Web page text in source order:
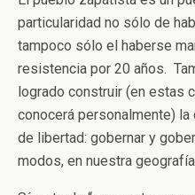
particularidad no sólo de
tampoco sólo el haberse
resistencia por 20 años.
logrado construir (en estas
conocerá personalmente)
de libertad: gobernar y
modos, en nuestra